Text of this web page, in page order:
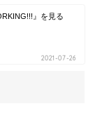
』を見る
2021-07-26